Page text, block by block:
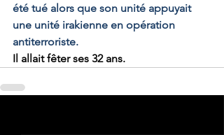
été tué alors que son unité appuyait
une unité irakienne en opération
antiterroriste.
Il allait fêter ses 32 ans.